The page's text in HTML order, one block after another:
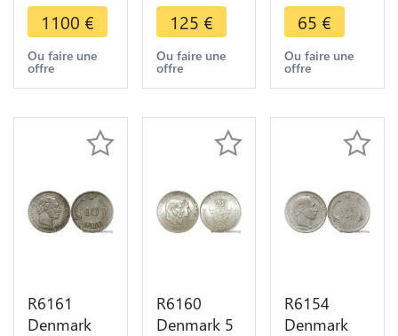
Rigsdaler
Frederick
VII 1854
PCGS MS65
1100 €
Ou faire une
offre
Christian IX
1904 PCGS
MS64 VBP
UNC ! -
125 €
Ou faire une
offre
Rigsmont
Frederik VII
1854 FF
Silver ->
65 €
Ou faire une
offre
R6161
Denmark
R6160
Denmark 5
R6154
Denmark